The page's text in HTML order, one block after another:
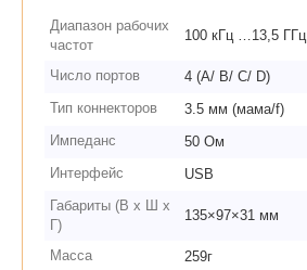
Диапазон рабочих
частот
100 кГц …13,5 ГГц
Число портов
4 (А/ В/ С/ D)
Тип коннекторов
3.5 мм (мама/f)
Импеданс
50 Ом
Интерфейс
USB
Габариты (В х Ш х
Г)
135×97×31 мм
Масса
259г